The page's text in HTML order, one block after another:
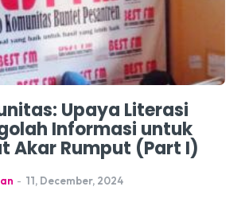
Upaya Literasi
Informasi untuk
Akar Rumput (Part I)
- 11, December, 2024